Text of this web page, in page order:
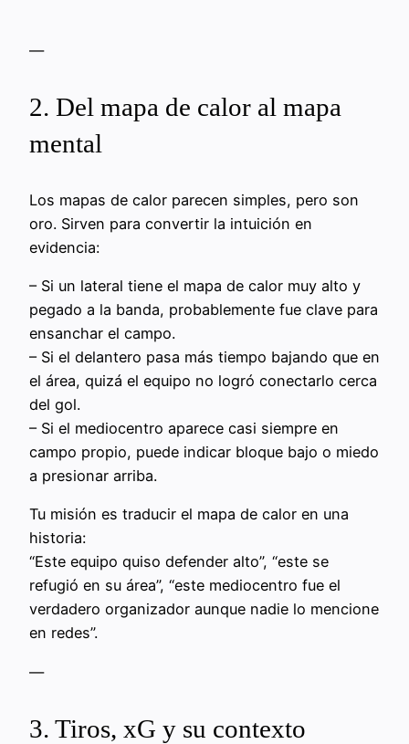
—
2. Del mapa de calor al mapa
mental
Los mapas de calor parecen simples, pero son
oro. Sirven para convertir la intuición en
evidencia:
– Si un lateral tiene el mapa de calor muy alto y
pegado a la banda, probablemente fue clave para
ensanchar el campo.
– Si el delantero pasa más tiempo bajando que en
el área, quizá el equipo no logró conectarlo cerca
del gol.
– Si el mediocentro aparece casi siempre en
campo propio, puede indicar bloque bajo o miedo
a presionar arriba.
Tu misión es traducir el mapa de calor en una
historia:
“Este equipo quiso defender alto”, “este se
refugió en su área”, “este mediocentro fue el
verdadero organizador aunque nadie lo mencione
en redes”.
—
3. Tiros, xG y su contexto